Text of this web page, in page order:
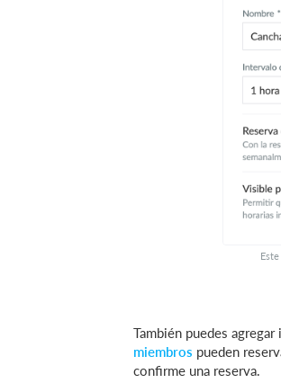
También puedes
miembros pueden
confirme una reserva.